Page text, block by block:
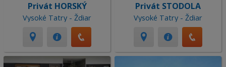
Privát HORSKÝ
Vysoké Tatry - Ždiar
Privát STODOLA
Vysoké Tatry - Ždiar